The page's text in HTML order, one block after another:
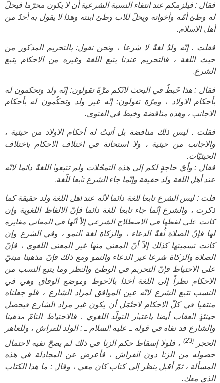
فقال : فيلزمكم عند انتفاء النسبة الشرعية أن لا يكون محرّما فيحلّ
له وطئ أمّه وأخواته ويحلّ للاب وطئ ابنته وهذا لا يقول به أحدٌ من
أهل الاسلام.
فقلت : إنّه ولدٌ لغةً لا شرعا ، ونحن نقول: بالتحريم المذكور من
حيث اللغة ، فالتحريم عندنا يتبع اللغة وغيره من الاحكام يتبع
الشرع.
فقال : هذا خَبطٌ في البحث لانّكم مرَّةً تقولون: إنّه ولد وتحكمون له
بأحكام الاولاد ، ومرّة تقولون: إنّه غير ولد وتحكُمون له بأحكام
الاجانب ، وهذه مناقضة وخبط في الفتوى.
فقلت : ليس ذلك مناقضة بل أثبتُ له أحكام الاولاد من حيثية ،
والاجانب من حيثية ، ولا استحالة في اختلاف الاحكام باختلاف
الحيثيّات.
فقال : وأيّ حاجةٍ لكم إلى هذه التمحُلات ولم تتبعوا اللغةً دائما لانّه
عند أهل اللغة ولد حقيقة وإنّما جاء الشرع تابعا للّغة.
قلت : ليس الشرع تابعا للغة دائما لانّه عند أهل اللغة ولد حقيقة كما
ذكرت ، والشرع إنّما جاء تابعا للغة دائما فإنّ الالفاظ اللغوية وإن
كانت على لفظها في الاصطلاح الشرعي إلاّ أنّها في المعاني مغايرة
لها فإنّ الصلاة لُغةً الدعاء ، والزكاة لغة النمو ، وفي الشرع وإن
كانت تسميتها كذلك إلاّ أنّ المعني منها غير المعنى اللغوي ، فإنّ
الصلاة والزكاة شرعا غير الدعاء والنمو ومع ذلك فإنّ مذهبنا مبنيّ
على الاحتياط فإنّ التحريم في الوطئ والنظر وما يتبع النسب من
الاحكام نظراً إلى اللغة أخذا بالاحوط وموضع الوفاق وهي في
النسب تتبع الشرع لانّه عين الموافق لمراد الشارع ، فلو جعلناه
منتفيا في كلّ الاحكام لاحتُمَل أن يكون غير مراد الشارع فيحصل
حينئذٍ العقاب أيضا باعتبار التولّد اللغوي ، فالاحتياط التامّ مذهبنا
والشارع قد نفاه في قوله ـ عليه السلام ـ : الولد للفراش ، وللعاهر
الحجر(23)
، فلولا إسقاط حكم الزنا في ذلك لم يصحّ نفيه لاحتمال
حصوله من الزنا دون الفراش ، فأعرض عن المجادلة في هذه
المسألة ، ثمّ أقبل ينظر إلى كتاب كان معي ، وقال : ما هذا الكتاب
الذي معك.